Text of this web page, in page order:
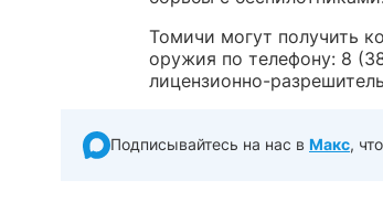
Томичи могут получить
оружия по телефону: 8
лицензионно-
Подписывайтесь на нас в Макс,